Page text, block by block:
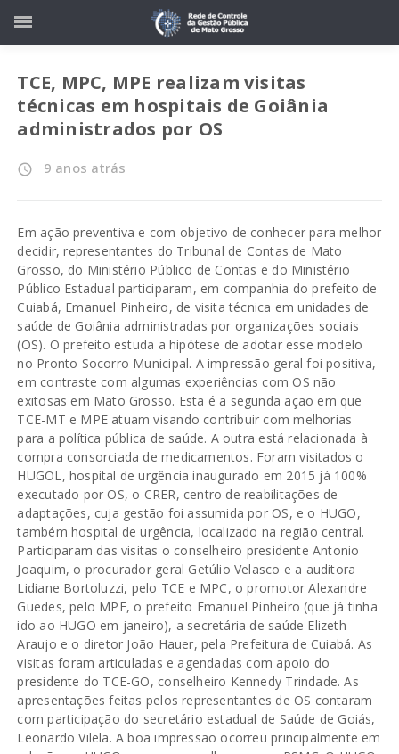
TCE, MPC, MPE realizam visitas
técnicas em hospitais de Goiânia
administrados por OS
access_time 9 anos atrás
Em ação preventiva e com objetivo de conhecer para melhor
decidir, representantes do Tribunal de Contas de Mato
Grosso, do Ministério Público de Contas e do Ministério
Público Estadual participaram, em companhia do prefeito de
Cuiabá, Emanuel Pinheiro, de visita técnica em unidades de
saúde de Goiânia administradas por organizações sociais
(OS). O prefeito estuda a hipótese de adotar esse modelo
no Pronto Socorro Municipal. A impressão geral foi positiva,
em contraste com algumas experiências com OS não
exitosas em Mato Grosso. Esta é a segunda ação em que
TCE-MT e MPE atuam visando contribuir com melhorias
para a política pública de saúde. A outra está relacionada à
compra consorciada de medicamentos. Foram visitados o
HUGOL, hospital de urgência inaugurado em 2015 já 100%
executado por OS, o CRER, centro de reabilitações de
adaptações, cuja gestão foi assumida por OS, e o HUGO,
também hospital de urgência, localizado na região central.
Participaram das visitas o conselheiro presidente Antonio
Joaquim, o procurador geral Getúlio Velasco e a auditora
Lidiane Bortoluzzi, pelo TCE e MPC, o promotor Alexandre
Guedes, pelo MPE, o prefeito Emanuel Pinheiro (que já tinha
ido ao HUGO em janeiro), a secretária de saúde Elizeth
Araujo e o diretor João Hauer, pela Prefeitura de Cuiabá. As
visitas foram articuladas e agendadas com apoio do
presidente do TCE-GO, conselheiro Kennedy Trindade. As
apresentações feitas pelos representantes de OS contaram
com participação do secretário estadual de Saúde de Goiás,
Leonardo Vilela. A boa impressão ocorreu principalmente em